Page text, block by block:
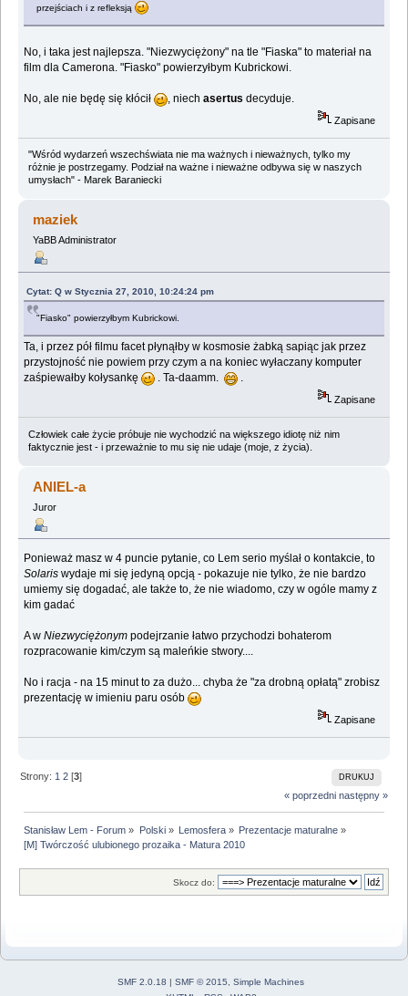
przejściach i z refleksją
No, i taka jest najlepsza. "Niezwyciężony" na tle "Fiaska" to materiał na
film dla Camerona. "Fiasko" powierzyłbym Kubrickowi.
No, ale nie będę się kłócił , niechasertus decyduje.
Zapisane
"Wśród wydarzeń wszechświata nie ma ważnych i nieważnych, tylko my
różnie je postrzegamy. Podział na ważne i nieważne odbywa się w naszych
umysłach" - Marek Baraniecki
maziek
YaBB Administrator
Cytat: Q w Stycznia 27, 2010, 10:24:24 pm
"Fiasko" powierzyłbym Kubrickowi.
Ta, i przez pół filmu facet płynąłby w kosmosie żabką sapiąc jak przez
przystojność nie powiem przy czym a na koniec wyłaczany komputer
zaśpiewałby kołysankę
. Ta-daamm. .
Zapisane
Człowiek całe życie próbuje nie wychodzić na większego idiotę niż nim
faktycznie jest - i przeważnie to mu się nie udaje (moje, z życia).
ANIEL-a
Juror
Ponieważ masz w 4 puncie pytanie, co Lem serio myślał o kontakcie, to
Solaris wydaje mi się jedyną opcją - pokazuje nie tylko, że nie bardzo
umiemy się dogadać, ale także to, że nie wiadomo, czy w ogóle mamy z
kim gadać
A wNiezwyciężonym podejrzanie łatwo przychodzi bohaterom
rozpracowanie kim/czym są maleńkie stwory....
No i racja - na 15 minut to za dużo... chyba że "za drobną opłatą" zrobisz
prezentację w imieniu paru osób
Zapisane
DRUKUJ
Strony: 1 2 [3]
« poprzedni następny »
Stanisław Lem - Forum » Polski» Lemosfera» Prezentacje maturalne »
[M] Twórczość ulubionego prozaika - Matura 2010
Skocz do:
SMF 2.0.18 | SMF © 2015
Simple Machines